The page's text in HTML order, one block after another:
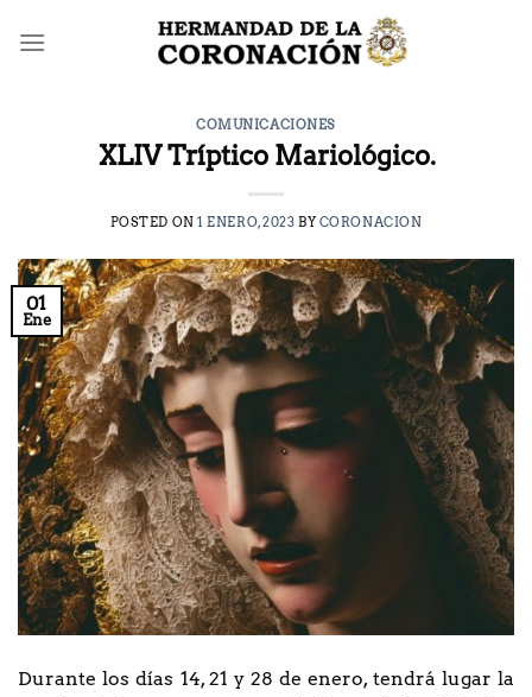
COMUNICACIONES
XLIV Tríptico Mariológico.
POSTED ON1 ENERO, 2023 BY CORONACION
01
Ene
Durante los días 14, 21 y 28 de enero, tendrá lugar la